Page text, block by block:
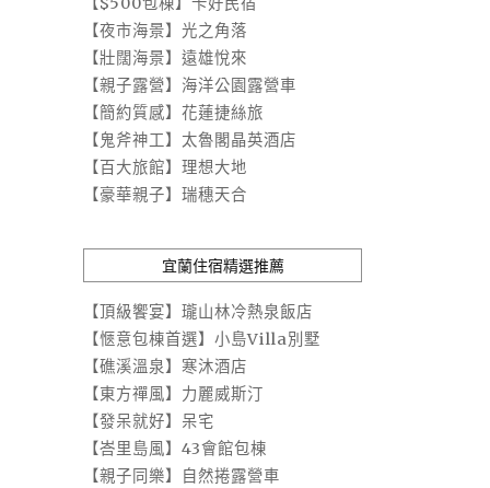
【夜市海景】光之角落
【壯闊海景】遠雄悅來
【親子露營】海洋公園露營車
【簡約質感】花蓮捷絲旅
【鬼斧神工】太魯閣晶英酒店
【百大旅館】理想大地
【豪華親子】瑞穗天合
宜蘭住宿精選推薦
【頂級饗宴】瓏山林冷熱泉飯店
【愜意包棟首選】小島Villa別墅
【礁溪溫泉】寒沐酒店
【東方禪風】力麗威斯汀
【發呆就好】呆宅
【峇里島風】43會館包棟
【親子同樂】自然捲露營車